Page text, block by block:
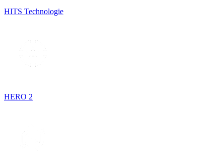
HITS Technologie
HERO 2